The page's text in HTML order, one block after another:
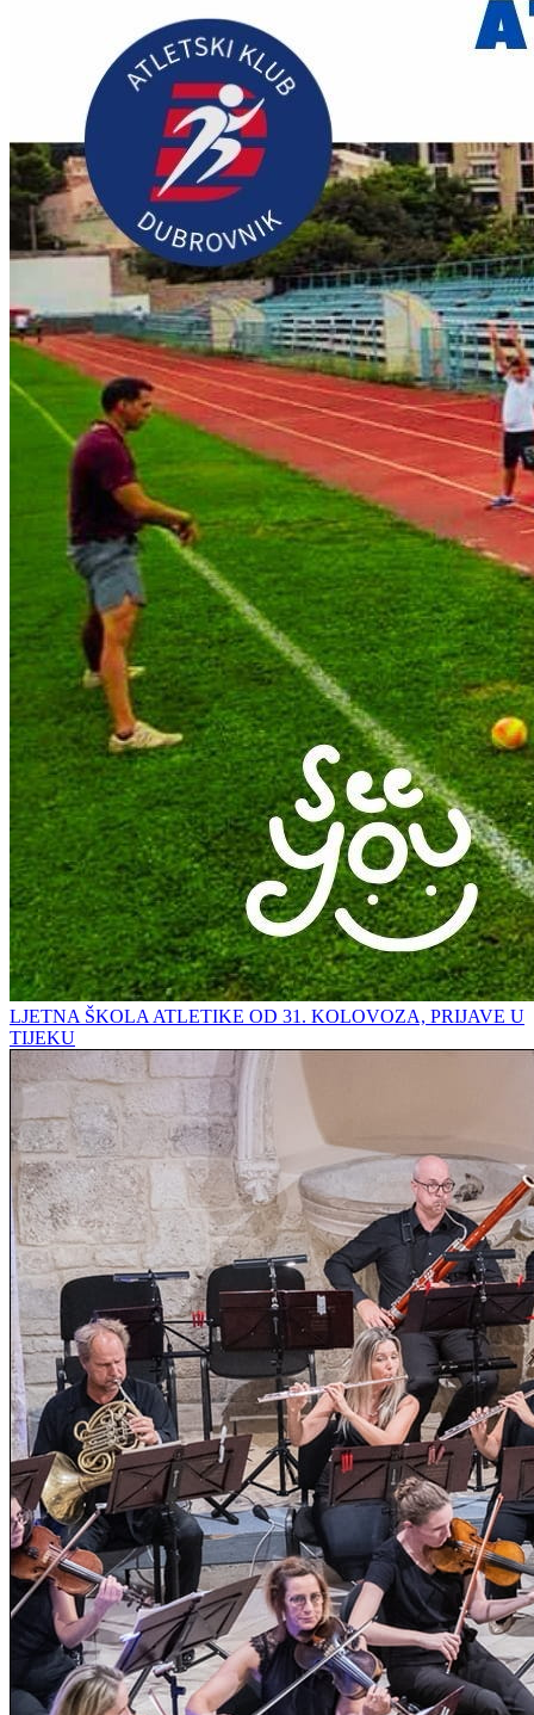
LJETNA ŠKOLA ATLETIKE OD 31. KOLOVOZA, PRIJAVE U
TIJEKU